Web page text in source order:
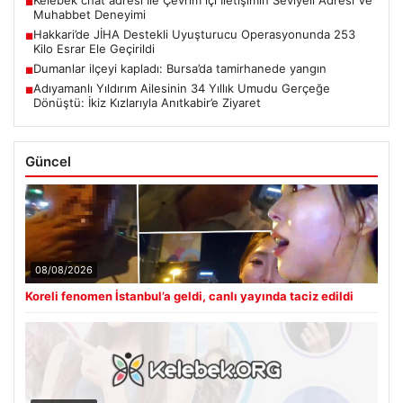
Muhabbet Deneyimi
■Hakkari’de JİHA Destekli Uyuşturucu Operasyonunda 253
Kilo Esrar Ele Geçirildi
■Dumanlar ilçeyi kapladı: Bursa’da tamirhanede yangın
■Adıyamanlı Yıldırım Ailesinin 34 Yıllık Umudu Gerçeğe
Dönüştü: İkiz Kızlarıyla Anıtkabir’e Ziyaret
Güncel
08/08/2026
Koreli fenomen İstanbul’a geldi, canlı yayında taciz edildi